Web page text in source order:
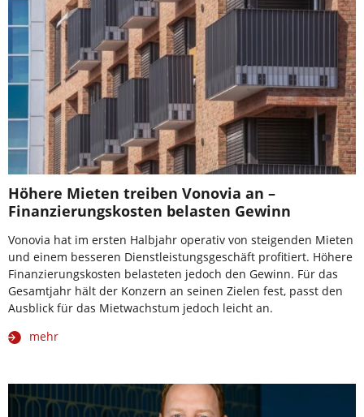
Höhere Mieten treiben Vonovia an –
Finanzierungskosten belasten Gewinn
Vonovia hat im ersten Halbjahr operativ von steigenden Mieten
und einem besseren Dienstleistungsgeschäft profitiert. Höhere
Finanzierungskosten belasteten jedoch den Gewinn. Für das
Gesamtjahr hält der Konzern an seinen Zielen fest, passt den
Ausblick für das Mietwachstum jedoch leicht an.
mehr